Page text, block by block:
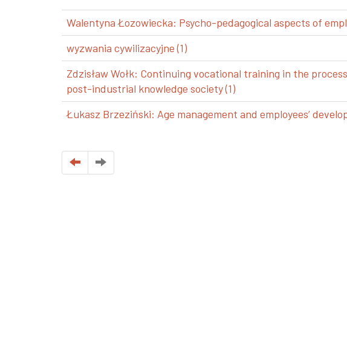
Walentyna Łozowiecka: Psycho-pedagogical aspects of
wyzwania cywilizacyjne (1)
Zdzisław Wołk: Continuing vocational training in the
post-industrial knowledge society (1)
Łukasz Brzeziński: Age management and employees’